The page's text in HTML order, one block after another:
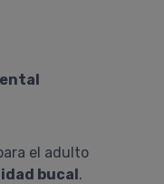
el adulto
bucal.